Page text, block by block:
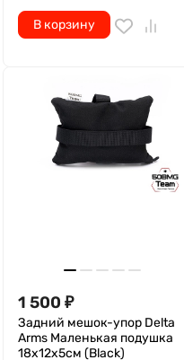
В корзину
1 500 ₽
Задний мешок-упор Delta
Arms Маленькая подушка
18х12х5см (Black)